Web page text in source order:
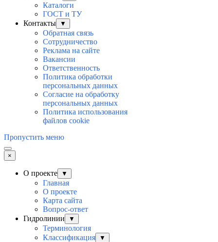
Каталоги
ГОСТ и ТУ
Контакты
▼
Обратная связь
Сотрудничество
Реклама на сайте
Вакансии
Ответственность
Политика обработки
персональных данных
Согласие на обработку
персональных данныx
Политика использования
файлов cookie
Пропустить меню
×
О проекте ▼
Главная
О проекте
Карта сайта
Вопрос-ответ
Гидролинии
▼
Терминология
Классификация
▼